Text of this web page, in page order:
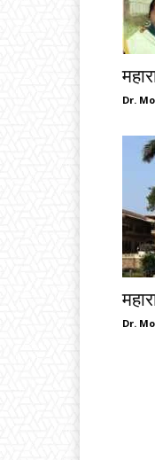
Dr.
Dr.